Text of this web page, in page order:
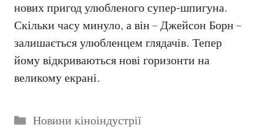
нових пригод улюбленого супер-шпигуна.
Скільки часу минуло, а він – Джейсон Борн –
залишається улюбленцем глядачів. Тепер
йому відкриваються нові горизонти на
великому екрані.
Категорії
Новини кіноіндустрії